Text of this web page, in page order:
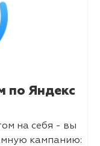
по Яндекс
на себя - вы
кампанию: